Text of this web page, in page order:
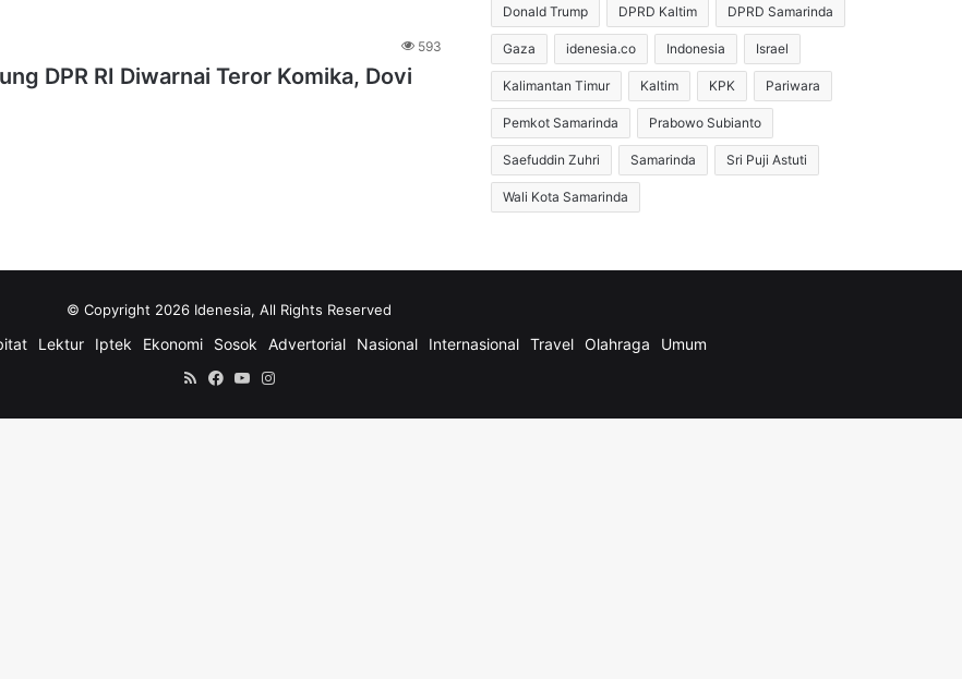
593
DPR RI Diwarnai Teror Komika, Dovi
Donald Trump DPRD Kaltim DPRD Samarinda
Gaza idenesia.co Indonesia Israel
Kalimantan Timur Kaltim KPK Pariwara
Pemkot Samarinda Prabowo Subianto
Saefuddin Zuhri Samarinda Sri Puji Astuti
Wali Kota Samarinda
© Copyright 2026 Idenesia, All Rights Reserved
Lektur Iptek Ekonomi Sosok Advertorial Nasional Internasional Travel Olahraga
Umum
RSS Facebook
YouTube